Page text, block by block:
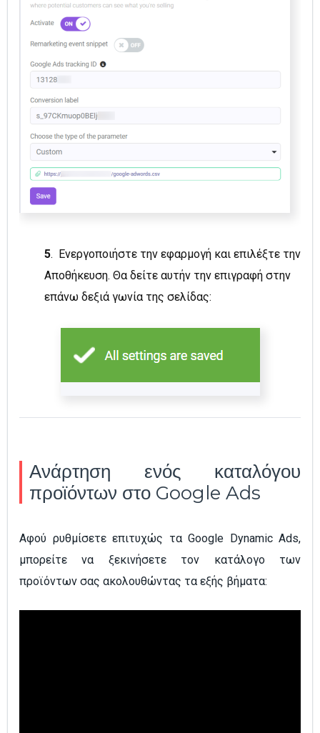
5. Ενεργοποιήστε την εφαρμογή και επιλέξτε την
Αποθήκευση. Θα δείτε αυτήν την επιγραφή στην
επάνω δεξιά γωνία της σελίδας:
Ανάρτηση ενός καταλόγου
προϊόντων στο Google Ads
Αφού ρυθμίσετε επιτυχώς τα Google Dynamic Ads,
μπορείτε να ξεκινήσετε τον κατάλογο των
προϊόντων σας ακολουθώντας τα εξής βήματα: